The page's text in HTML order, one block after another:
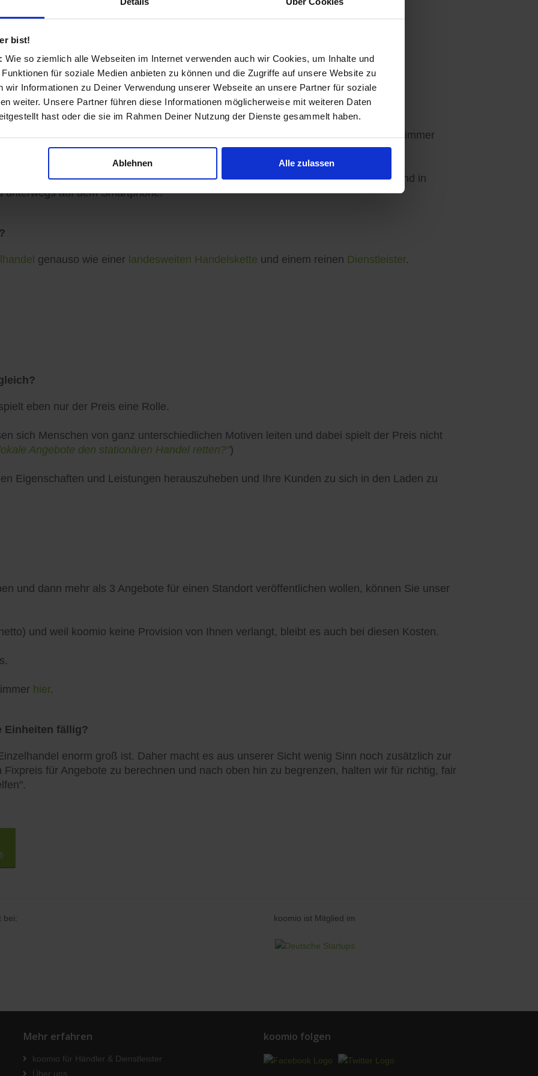
bist!
Wie so ziemlich alle Webseiten im Internet verwenden auch wir Cookies, um Inhalte und
für soziale Medien anbieten zu können und die Zugriffe auf unsere Website zu
wir Informationen zu Deiner Verwendung unserer Webseite an unsere Partner für soziale
weiter. Unsere Partner führen diese Informationen möglicherweise mit weiteren Daten
hast oder die sie im Rahmen Deiner Nutzung der Dienste gesammelt haben.
Ablehnen Alle zulassen
transparent
und Dienstleister entstanden und auf Ihre Wünsche abgestimmt.
vervollständigen, Angebote veröffentlichen - 3 Angebote sind für Sie immer
zu Ihren Kunden gelangen: Auf der koomio-Webseite, in unseren Apps und in
unterwegs auf dem Smartphone!
genauso wie einer landesweiten Handelskette und einem reinen Dienstleister.
eben nur der Preis eine Rolle.
sich Menschen von ganz unterschiedlichen Motiven leiten und dabei spielt der Preis nicht
Angebote den stationären Handel retten?")
Eigenschaften und Leistungen herauszuheben und Ihre Kunden zu sich in den Laden zu
und dann mehr als 3 Angebote für einen Standort veröffentlichen wollen, können Sie unser
und weil koomio keine Provision von Ihnen verlangt, bleibt es auch bei diesen Kosten.
hier.
Einheiten fällig?
enorm groß ist. Daher macht es aus unserer Sicht wenig Sinn noch zusätzlich zur
für Angebote zu berechnen und nach oben hin zu begrenzen, halten wir für richtig, fair
bei: koomio ist Mitglied im
Mehr erfahren
koomio für Händler & Dienstleister
Über uns
koomio folgen